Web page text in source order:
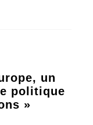
un
politique
»